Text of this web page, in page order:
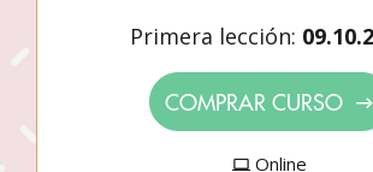
Primera lección:
COMPRAR CURSO
Online